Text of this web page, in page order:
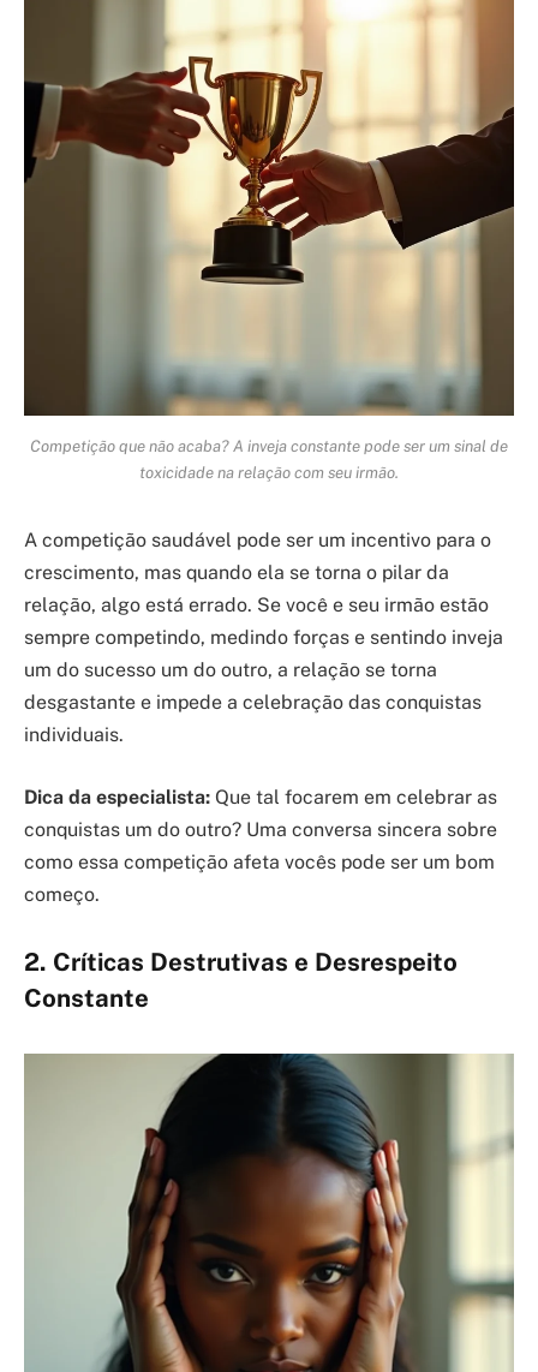
Competição que não acaba? A inveja constante pode ser um sinal de
toxicidade na relação com seu irmão.
A competição saudável pode ser um incentivo para o
crescimento, mas quando ela se torna o pilar da
relação, algo está errado. Se você e seu irmão estão
sempre competindo, medindo forças e sentindo inveja
um do sucesso um do outro, a relação se torna
desgastante e impede a celebração das conquistas
individuais.
Dica da especialista: Que tal focarem em celebrar as
conquistas um do outro? Uma conversa sincera sobre
como essa competição afeta vocês pode ser um bom
começo.
2. Críticas Destrutivas e Desrespeito
Constante